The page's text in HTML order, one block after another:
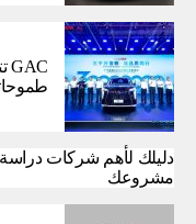
دليلك لأهم شركات
مشروعك